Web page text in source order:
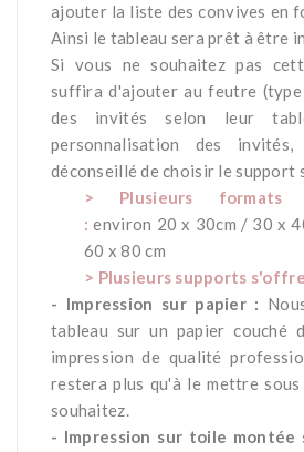
ajouter la liste des convives en
Ainsi le tableau sera prêt à être
Si vous ne souhaitez pas
suffira d'ajouter au feutre (type
des invités selon leur
personnalisation des
déconseillé de choisir le support
> Plusieurs formats
: environ 20 x 30cm / 30 x
60 x 80 cm
> Plusieurs supports
- Impression sur papier :
tableau sur un papier couché
impression de qualité
restera plus qu'à le mettre
souhaitez.
- Impression sur toile montée